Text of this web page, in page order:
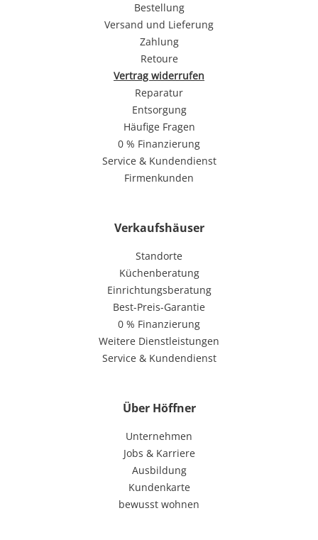
Bestellung
Versand und Lieferung
Zahlung
Retoure
Vertrag widerrufen
Reparatur
Entsorgung
Häufige Fragen
0 % Finanzierung
Service & Kundendienst
Firmenkunden
Verkaufshäuser
Standorte
Küchenberatung
Einrichtungsberatung
Best-Preis-Garantie
0 % Finanzierung
Weitere Dienstleistungen
Service & Kundendienst
Über Höffner
Unternehmen
Jobs & Karriere
Ausbildung
Kundenkarte
bewusst wohnen